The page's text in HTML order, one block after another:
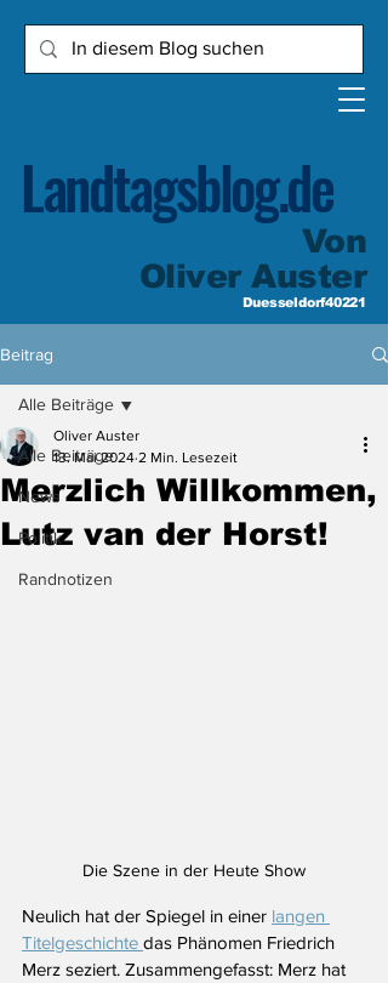
Landtagsblog.de
Von
Oliver Auster
Duesseldorf40221
Beitrag
Alle Beiträge
News
Politik
Randnotizen
Alle Beiträge
Merzlich Willkommen,
Lutz van der Horst!
Oliver Auster
13. Mai 2024 2 Min. Lesezeit
Die Szene in der Heute Show
Neulich hat der Spiegel in einer langen
Titelgeschichte das Phänomen Friedrich
Merz seziert. Zusammengefasst: Merz hat